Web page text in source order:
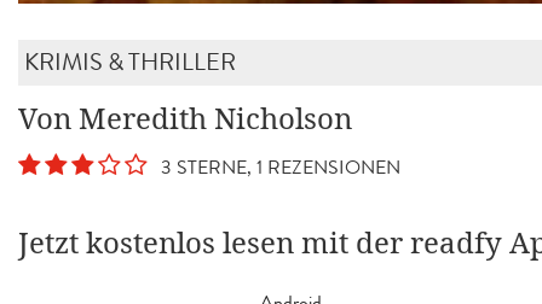
KRIMIS & THRILLER
Von Meredith Nicholson
3 STERNE, 1 REZENSIONEN
Jetzt kostenlos lesen mit der readfy